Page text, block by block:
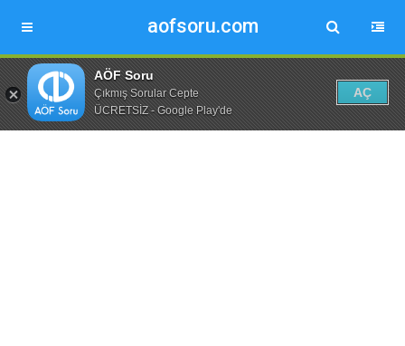
aofsoru.com
AÖF Soru
Çıkmış Sorular Cepte
ÜCRETSİZ - Google Play'de
AÇ